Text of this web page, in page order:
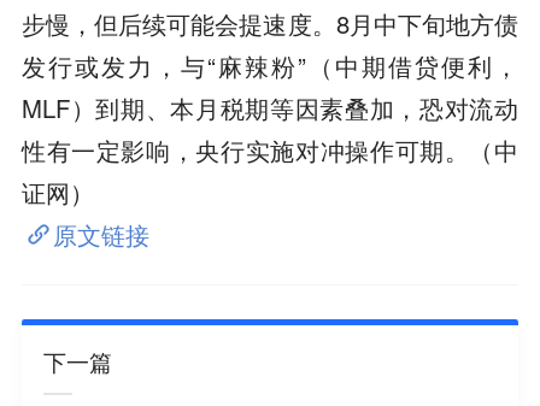
步慢，但后续可能会提速度。8月中下旬地方债
发行或发力，与“麻辣粉”（中期借贷便利，
MLF）到期、本月税期等因素叠加，恐对流动
性有一定影响，央行实施对冲操作可期。（中
证网）
原文链接
下一篇